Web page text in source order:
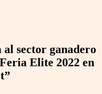
al sector ganadero
Elite 2022 en